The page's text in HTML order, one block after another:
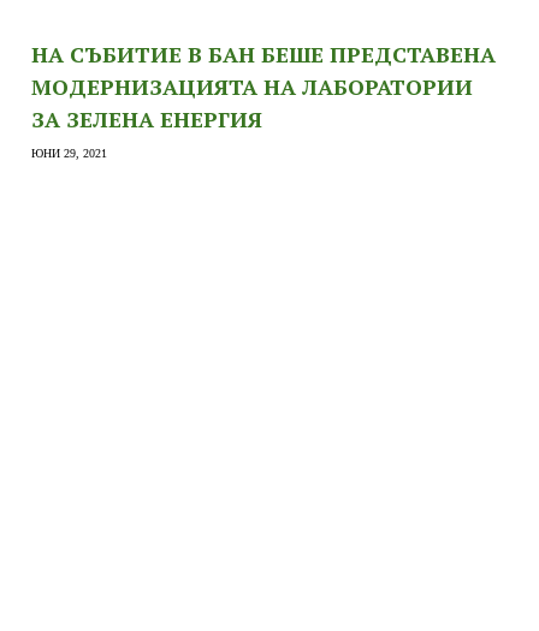
НА СЪБИТИЕ В БАН БЕШЕ ПРЕДСТАВЕНА
МОДЕРНИЗАЦИЯТА НА ЛАБОРАТОРИИ
ЗА ЗЕЛЕНА ЕНЕРГИЯ
ЮНИ 29, 2021